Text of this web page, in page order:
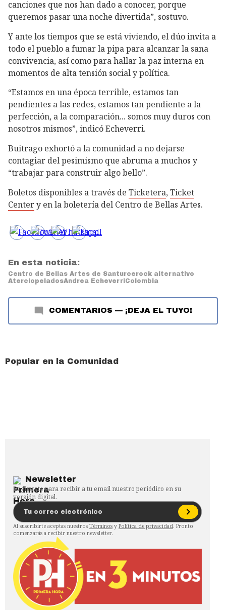
canciones que nos han dado a conocer, porque
queremos pasar una noche divertida”, sostuvo.
Y ante los tiempos que se está viviendo, el dúo invita a
todo el pueblo a fumar la pipa para alcanzar la sana
convivencia, así como para hallar la paz interna en
momentos de alta tensión social y política.
“Estamos en una época terrible, estamos tan
pendientes a las redes, estamos tan pendiente a la
perfección, a la comparación... somos muy duros con
nosotros mismos”, indicó Echeverri.
Buitrago exhortó a la comunidad a no dejarse
contagiar del pesimismo que abruma a muchos y
“trabajar para construir algo bello”.
Boletos disponibles a través de Ticketera,Ticket
Centery en la boletería del Centro de Bellas Artes.
En esta noticia:
Centro de Bellas Artes de Santurcerock alternativo
AterciopeladosAndrea EcheverriColombia
COMENTARIOS — ¡DEJA EL TUYO!
Popular en la Comunidad
Newsletter
Regístrate para recibir a tu email nuestro periódico en su
versión digital.
Al suscribirte aceptas nuestros Términos y Política de privacidad. Pronto
comenzarás a recibir nuestro newsletter.